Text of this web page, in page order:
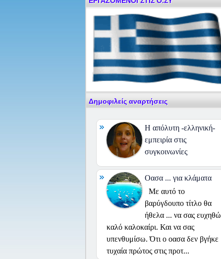
Δημοφιλείς αναρτήσεις
H απόλυτη -ελληνική-
εμπειρία στις
συγκοινωνίες
Οασα ... για κλάματα
Με αυτό το
βαρύγδουπο τίτλο θα
ήθελα ... να σας ευχηθώ
καλό καλοκαίρι. Και να σας
υπενθυμίσω. Ότι ο οασα δεν βγήκε
τυχαία πρώτος στις προτ...